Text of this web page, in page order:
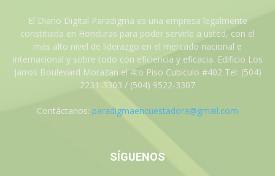
El Diario Digital Paradigma es una empresa legalmente
constituida en Honduras para poder servirle a usted, con el
más alto nivel de liderazgo en el mercado nacional e
internacional y sobre todo con eficiencia y eficacia. Edificio Los
Jarros Boulevard Morazan el 4to Piso Cubiculo #402 Tel: (504)
2231-3303 / (504) 9522-3307
Contáctanos: paradigmaencuestadora@gmail.com
SÍGUENOS